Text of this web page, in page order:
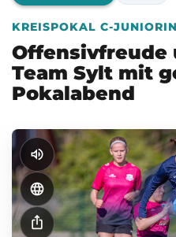
KREISPOKAL C-
Offensivfreude
Team Sylt mit
Pokalabend
volume_up
language
ios_share